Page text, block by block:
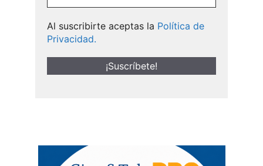
Al suscribirte aceptas la Política de
Privacidad.